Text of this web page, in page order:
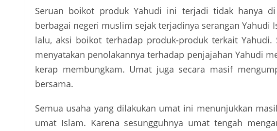
Seruan boikot produk Yahudi ini terjadi tidak hanya
berbagai negeri muslim sejak terjadinya serangan Yahudi
lalu, aksi boikot terhadap produk-produk terkait
menyatakan penolakannya terhadap penjajahan Yahudi
kerap membungkam. Umat juga secara masif
bersama.
Semua usaha yang dilakukan umat ini menunjukkan
umat Islam. Karena sesungguhnya umat tengah